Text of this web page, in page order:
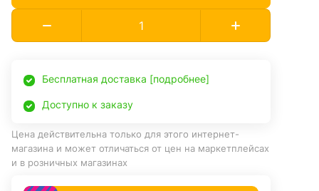
Бесплатная доставка [подробнее]
Доступно к заказу
Цена действительна только для этого интернет-
магазина и может отличаться от цен на маркетплейсах
и в розничных магазинах